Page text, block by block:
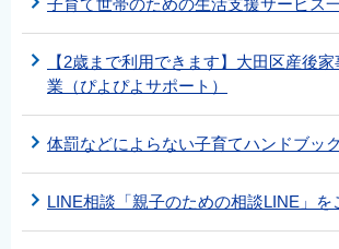
子育て世帯のための生活支援サービス
【2歳まで利用できます】大田区産後
業（ぴよぴよサポート）
体罰などによらない子育てハンドブック
LINE相談「親子のための相談LINE」を